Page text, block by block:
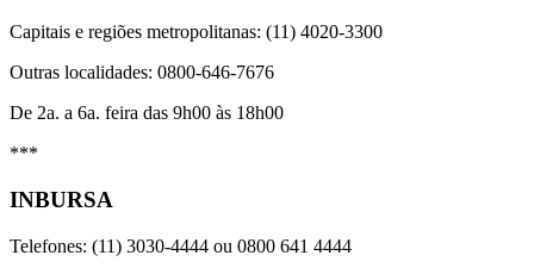
Capitais e regiões metropolitanas: (11) 4020-3300
Outras localidades: 0800-646-7676
De 2a. a 6a. feira das 9h00 às 18h00
***
INBURSA
Telefones: (11) 3030-4444 ou 0800 641 4444